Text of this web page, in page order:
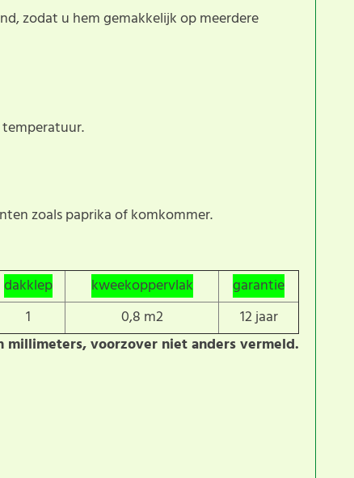
zodat u hem gemakkelijk op meerdere
zoals paprika of komkommer.
dakklep kweekoppervlak
garantie
1 0,8 m2
12 jaar
millimeters, voorzover niet anders vermeld.